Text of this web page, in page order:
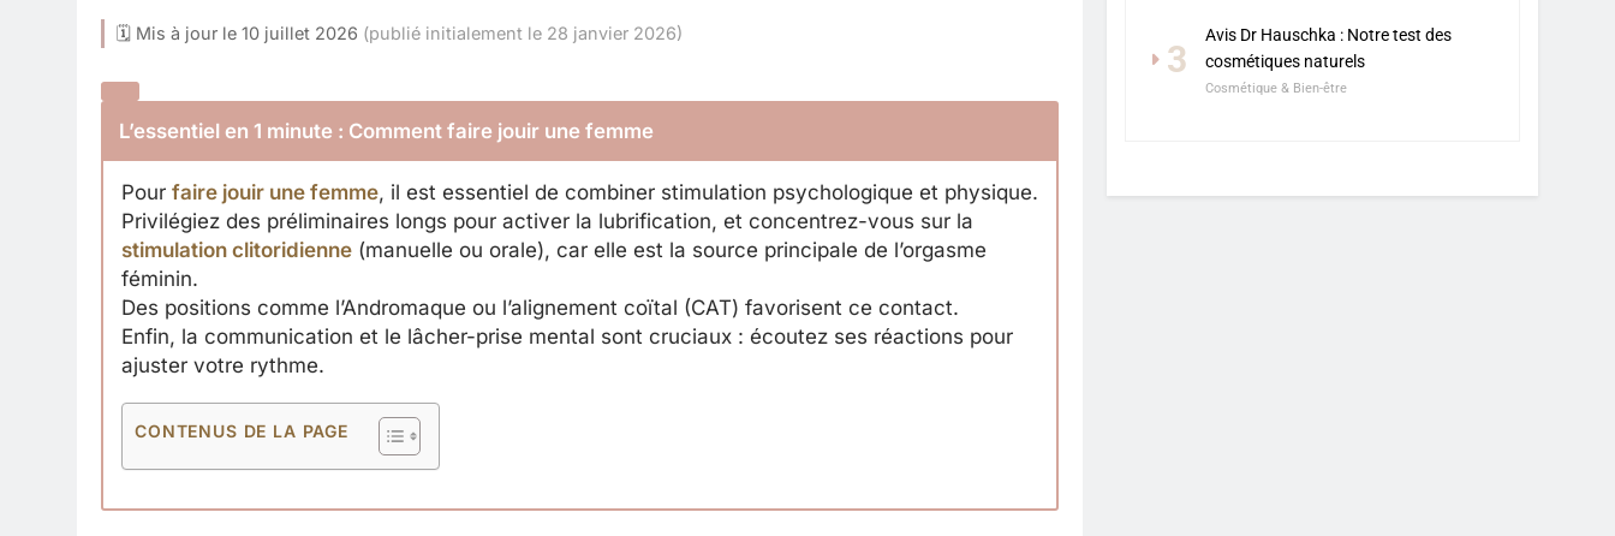
🗓 Mis à jour le 10 juillet 2026 (publié initialement le 28 janvier 2026)
L’essentiel en 1 minute : Comment faire jouir une femme
Pour faire jouir une femme, il est essentiel de combiner stimulation psychologique et physique.
Privilégiez des préliminaires longs pour activer la lubrification, et concentrez-vous sur la
stimulation clitoridienne (manuelle ou orale), car elle est la source principale de l’orgasme
féminin.
Des positions comme l’Andromaque ou l’alignement coïtal (CAT) favorisent ce contact.
Enfin, la communication et le lâcher-prise mental sont cruciaux : écoutez ses réactions pour
ajuster votre rythme.
CONTENUS DE LA PAGE
3
Avis Dr Hauschka : Notre test des
cosmétiques naturels
Cosmétique & Bien-être